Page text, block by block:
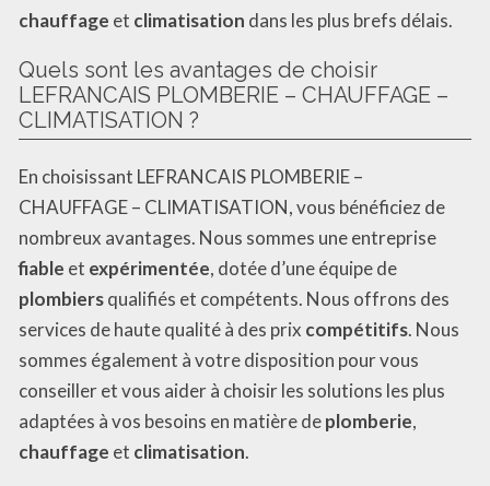
chauffage et climatisation dans les plus brefs délais.
Quels sont les avantages de choisir
LEFRANCAIS PLOMBERIE – CHAUFFAGE –
CLIMATISATION ?
En choisissant LEFRANCAIS PLOMBERIE –
CHAUFFAGE – CLIMATISATION, vous bénéficiez de
nombreux avantages. Nous sommes une entreprise
fiable et expérimentée, dotée d’une équipe de
plombiersqualifiés et compétents. Nous offrons des
services de haute qualité à des prix compétitifs. Nous
sommes également à votre disposition pour vous
conseiller et vous aider à choisir les solutions les plus
adaptées à vos besoins en matière deplomberie,
chauffage et climatisation.